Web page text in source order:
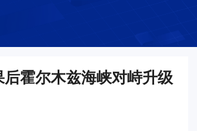
霍尔木兹海峡对峙升级